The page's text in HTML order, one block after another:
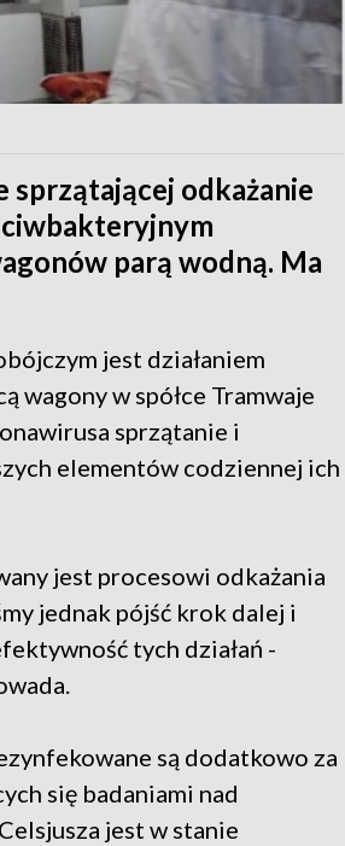
sprzątającej odkażanie
parą wodną. Ma
jest działaniem
wagony w spółce Tramwaje
sprzątanie i
elementów codziennej ich
jest procesowi odkażania
jednak pójść krok dalej i
tych działań -
są dodatkowo za
się badaniami nad
jest w stanie